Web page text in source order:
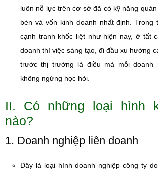
luôn nỗ lực trên cơ sở đã có kỹ năng
bén và vốn kinh doanh nhất định. Trong
cạnh tranh khốc liệt như hiện nay, ở tất
doanh thì việc sáng tạo, đi đầu xu hướng
trước thị trường là điều mà mỗi doanh
không ngừng học hỏi.
II. Có những loại hình
nào?
1. Doanh nghiệp liên doanh
Đây là loại hình doanh nghiệp công ty